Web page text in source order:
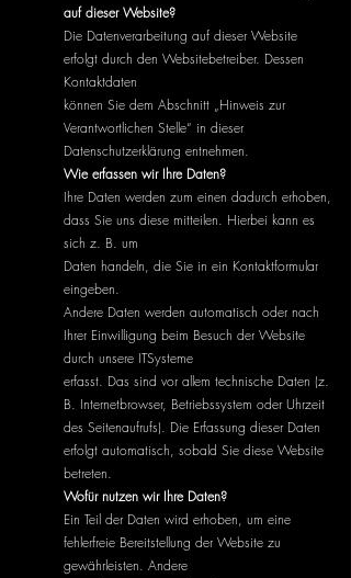
auf dieser Website?
Die Datenverarbeitung auf dieser Website
erfolgt durch den Websitebetreiber. Dessen
Kontaktdaten
können Sie dem Abschnitt „Hinweis zur
Verantwortlichen Stelle“ in dieser
Datenschutzerklärung entnehmen.
Wie erfassen wir Ihre Daten?
Ihre Daten werden zum einen dadurch erhoben,
dass Sie uns diese mitteilen. Hierbei kann es
sich z. B. um
Daten handeln, die Sie in ein Kontaktformular
eingeben.
Andere Daten werden automatisch oder nach
Ihrer Einwilligung beim Besuch der Website
durch unsere ITSysteme
erfasst. Das sind vor allem technische Daten (z.
B. Internetbrowser, Betriebssystem oder Uhrzeit
des Seitenaufrufs). Die Erfassung dieser Daten
erfolgt automatisch, sobald Sie diese Website
betreten.
Wofür nutzen wir Ihre Daten?
Ein Teil der Daten wird erhoben, um eine
fehlerfreie Bereitstellung der Website zu
gewährleisten. Andere